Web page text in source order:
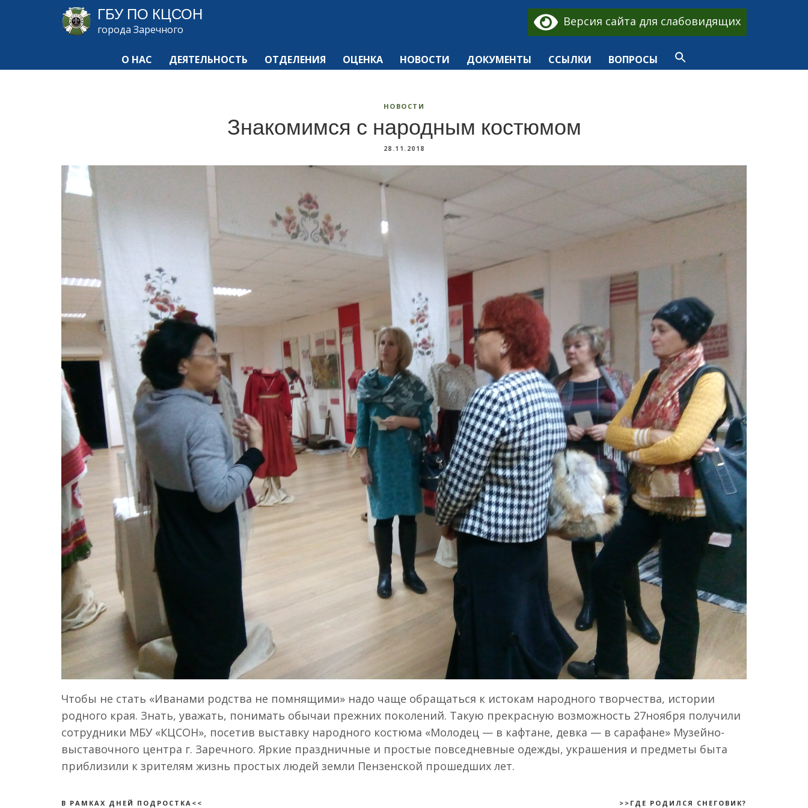
ГБУ ПО КЦСОН
города Заречного
Версия сайта для слабовидящих
О НАС ДЕЯТЕЛЬНОСТЬ ОТДЕЛЕНИЯ ОЦЕНКА НОВОСТИ ДОКУМЕНТЫ ССЫЛКИ ВОПРОСЫ
НОВОСТИ
Знакомимся с народным костюмом
28.11.2018
Чтобы не стать «Иванами родства не помнящими» надо чаще обращаться к истокам народного творчества, истории
родного края. Знать, уважать, понимать обычаи прежних поколений. Такую прекрасную возможность 27ноября получили
сотрудники МБУ «КЦСОН», посетив выставку народного костюма «Молодец — в кафтане, девка — в сарафане» Музейно-
выставочного центра г. Заречного. Яркие праздничные и простые повседневные одежды, украшения и предметы быта
приблизили к зрителям жизнь простых людей земли Пензенской прошедших лет.
В РАМКАХ ДНЕЙ ПОДРОСТКА<< >>ГДЕ РОДИЛСЯ СНЕГОВИК?